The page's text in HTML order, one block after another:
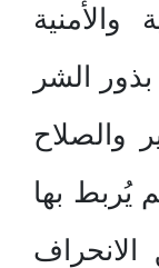
والأمنية
الشر
والصلاح
يُربط بها
الانحراف